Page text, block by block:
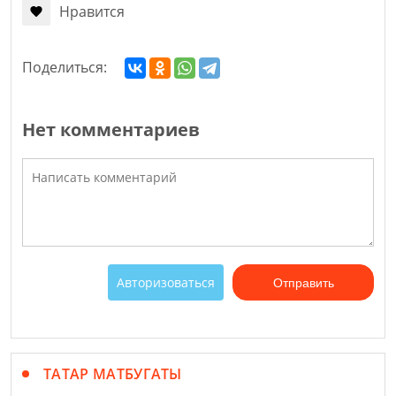
Нравится
Поделиться:
Нет комментариев
Авторизоваться Отправить
ТАТАР МАТБУГАТЫ